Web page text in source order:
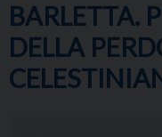
BARLETTA.
DELLA